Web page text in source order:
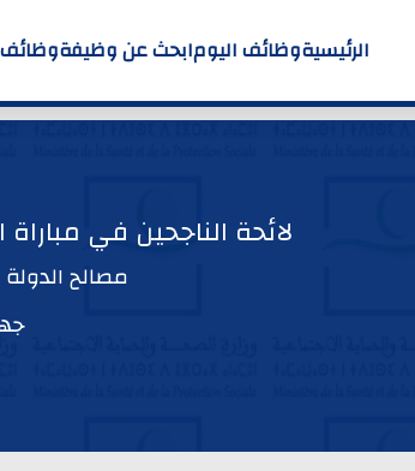
الرئيسيةوظائف اليومابحث عن وظيفة
لائحة الناجحين في
مصالح